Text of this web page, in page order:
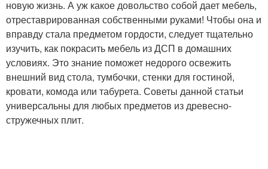
новую жизнь. А уж какое довольство собой дает мебель,
отреставрированная собственными руками! Чтобы она и
вправду стала предметом гордости, следует тщательно
изучить, как покрасить мебель из ДСП в домашних
условиях. Это знание поможет недорого освежить
внешний вид стола, тумбочки, стенки для гостиной,
кровати, комода или табурета. Советы данной статьи
универсальны для любых предметов из древесно-
стружечных плит.